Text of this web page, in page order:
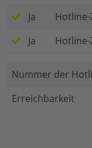
Ja
Ja
Nummer der
Erreichbarkeit